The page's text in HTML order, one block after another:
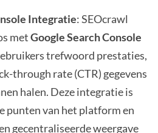
Integratie: SEOcrawl
metGoogle Search Console
trefwoord prestaties,
through rate (CTR) gegevens
halen. Deze integratie is
punten van het platform en
gecentraliseerde weergave